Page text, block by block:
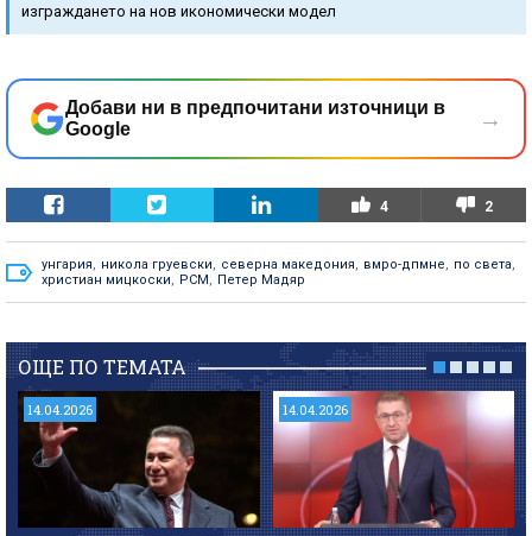
изграждането на нов икономически модел
Добави ни в предпочитани източници в
Google
→
4 2
унгария, никола груевски, северна македония, вмро-дпмне, по света,
христиан мицкоски, РСМ , Петер Мадяр
ОЩЕ ПО ТЕМАТА
14.04.2026 14.04.2026